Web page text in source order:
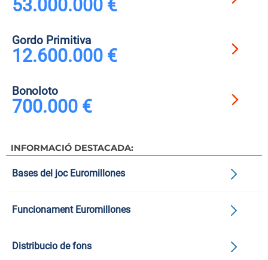
53.000.000 €
Gordo Primitiva
12.600.000 €
Bonoloto
700.000 €
INFORMACIÓ DESTACADA:
Bases del joc Euromillones
Funcionament Euromillones
Distribucio de fons